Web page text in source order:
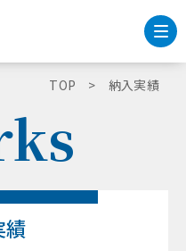
TOP 納入実績
績